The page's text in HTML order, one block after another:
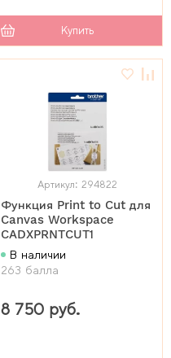
Купить
Артикул: 294822
Функция Print to Cut для
Canvas Workspace
CADXPRNTCUT1
В наличии
263 балла
8 750 руб.